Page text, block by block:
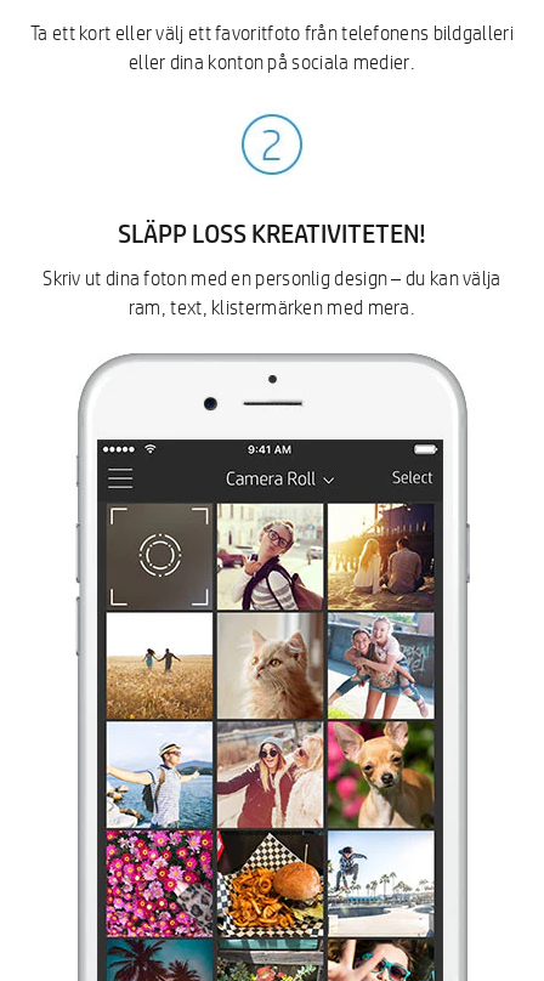
Ta ett kort eller välj ett favoritfoto från telefonens bildgalleri
eller dina konton på sociala medier.
SLÄPP LOSS KREATIVITETEN!
Skriv ut dina foton med en personlig design – du kan välja
ram, text, klistermärken med mera.